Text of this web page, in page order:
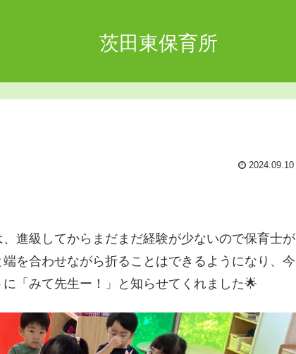
茨田東保育所
2024.09.10
進級してからまだまだ経験が少ないので保育士が
を合わせながら折ることはできるようになり、今
「みて先生ー！」と知らせてくれました🌟